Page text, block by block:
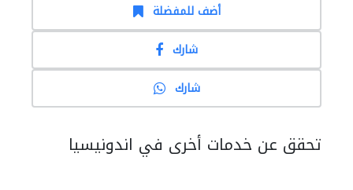
أضف للمفضلة
شارك
شارك
تحقق عن خدمات أخرى في اندونيسيا